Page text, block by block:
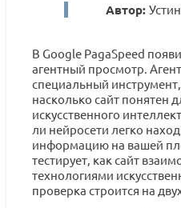
Автор:
В Google PagaSpeed
агентный просмотр.
специальный
насколько сайт понятен
искусственного
ли нейросети легко
информацию на вашей
тестирует, как сайт
технологиями
проверка строится на